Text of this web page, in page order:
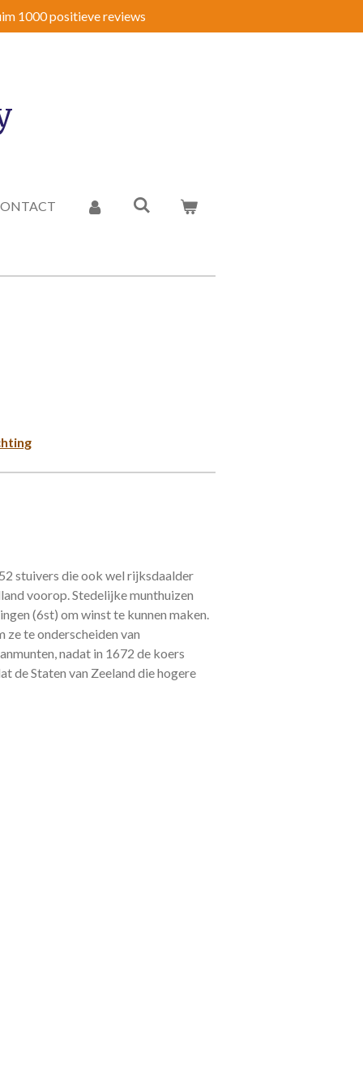
1000 positieve reviews
stuivers die ook wel rijksdaalder
voorop. Stedelijke munthuizen
(6st) om winst te kunnen maken.
ze te onderscheiden van
nadat in 1672 de koers
de Staten van Zeeland die hogere